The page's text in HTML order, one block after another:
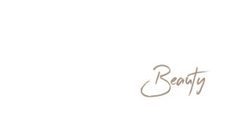
Beauty